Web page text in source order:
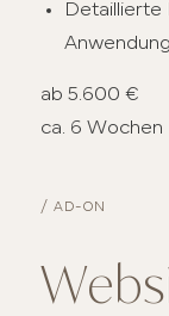
Detaillierte
ab 5.600 €
ca. 6 Wochen
/ AD-ON